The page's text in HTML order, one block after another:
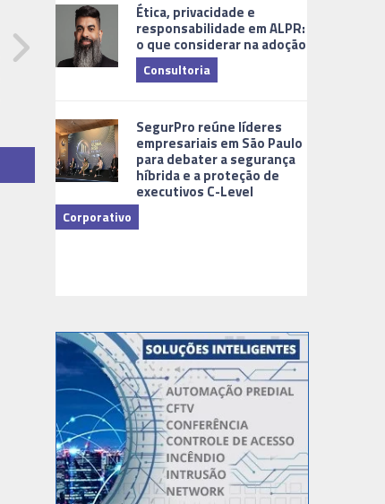
Ética, privacidade e
responsabilidade em ALPR:
o que considerar na adoção
Consultoria
SegurPro reúne líderes
empresariais em São Paulo
para debater a segurança
híbrida e a proteção de
executivos C-Level
Corporativo